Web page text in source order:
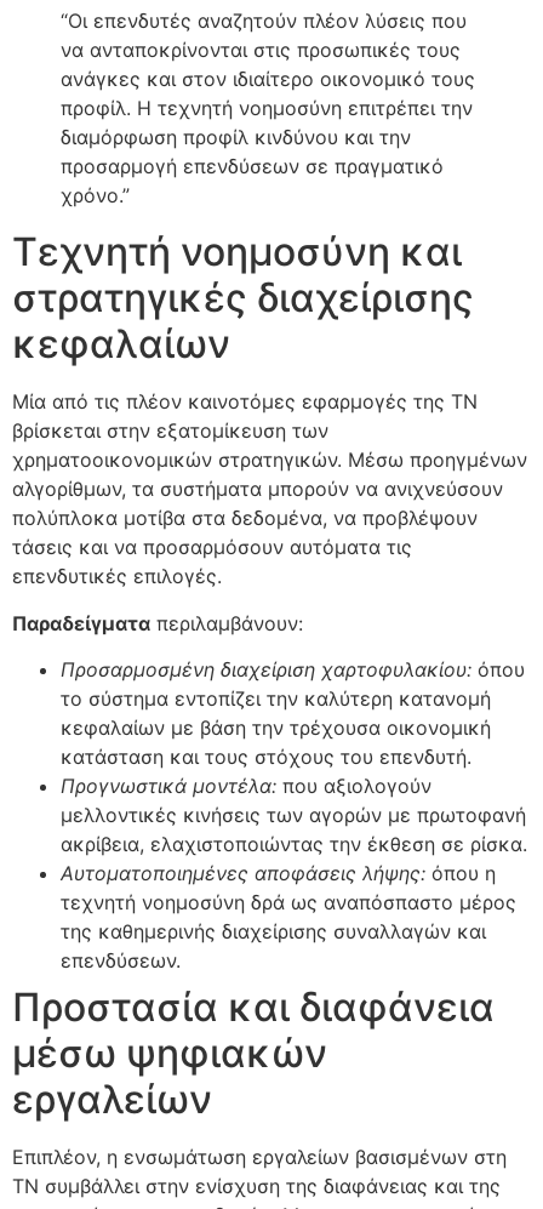
“Οι επενδυτές αναζητούν πλέον λύσεις που
να ανταποκρίνονται στις προσωπικές τους
ανάγκες και στον ιδιαίτερο οικονομικό τους
προφίλ. Η τεχνητή νοημοσύνη επιτρέπει την
διαμόρφωση προφίλ κινδύνου και την
προσαρμογή επενδύσεων σε πραγματικό
χρόνο.”
Τεχνητή νοημοσύνη και
στρατηγικές διαχείρισης
κεφαλαίων
Μία από τις πλέον καινοτόμες εφαρμογές της ΤΝ
βρίσκεται στην εξατομίκευση των
χρηματοοικονομικών στρατηγικών. Μέσω προηγμένων
αλγορίθμων, τα συστήματα μπορούν να ανιχνεύσουν
πολύπλοκα μοτίβα στα δεδομένα, να προβλέψουν
τάσεις και να προσαρμόσουν αυτόματα τις
επενδυτικές επιλογές.
Παραδείγματα περιλαμβάνουν:
Προσαρμοσμένη διαχείριση χαρτοφυλακίου: όπου
το σύστημα εντοπίζει την καλύτερη κατανομή
κεφαλαίων με βάση την τρέχουσα οικονομική
κατάσταση και τους στόχους του επενδυτή.
Προγνωστικά μοντέλα: που αξιολογούν
μελλοντικές κινήσεις των αγορών με πρωτοφανή
ακρίβεια, ελαχιστοποιώντας την έκθεση σε ρίσκα.
Αυτοματοποιημένες αποφάσεις λήψης: όπου η
τεχνητή νοημοσύνη δρά ως αναπόσπαστο μέρος
της καθημερινής διαχείρισης συναλλαγών και
επενδύσεων.
Προστασία και διαφάνεια
μέσω ψηφιακών
εργαλείων
Επιπλέον, η ενσωμάτωση εργαλείων βασισμένων στη
ΤΝ συμβάλλει στην ενίσχυση της διαφάνειας και της